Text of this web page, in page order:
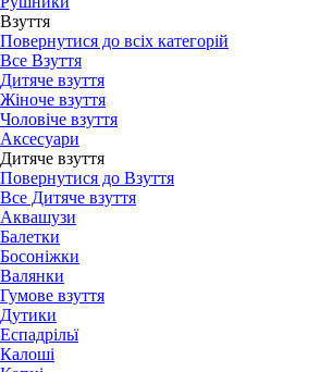
Взуття
Повернутися до всіх категорій
Все Взуття
Дитяче взуття
Жіноче взуття
Чоловіче взуття
Аксесуари
Дитяче взуття
Повернутися до Взуття
Все Дитяче взуття
Аквашузи
Балетки
Босоніжки
Валянки
Гумове взуття
Дутики
Еспадрільї
Калоші